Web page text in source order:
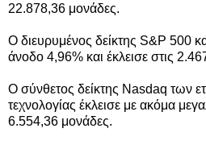
22.878,36 μονάδες.
Ο διευρυμένος δείκτης S&P 500
άνοδο 4,96% και έκλεισε στις
Ο σύνθετος δείκτης Nasdaq των
τεχνολογίας έκλεισε με ακόμα
6.554,36 μονάδες.